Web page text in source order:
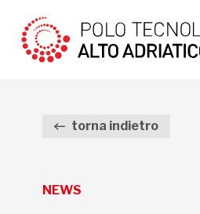
torna indietro
NEWS